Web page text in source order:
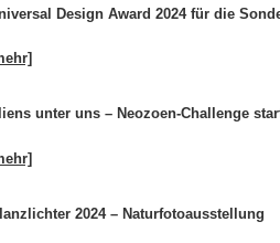
Design Award 2024 für die
unter uns – Neozoen-Challenge
2024 – Naturfotoausstellung